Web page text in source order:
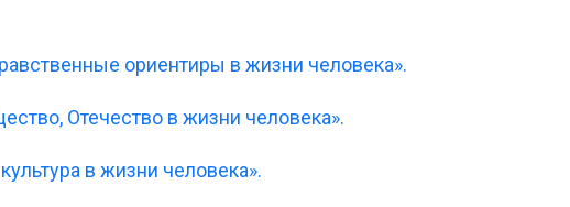
ориентиры в жизни человека».
Отечество в жизни человека».
в жизни человека».